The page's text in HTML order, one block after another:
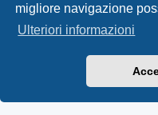
migliore navigazione
Ulteriori informazioni